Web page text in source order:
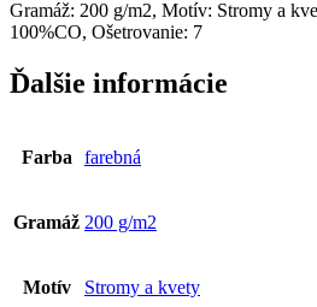
Gramáž: 200 g/m2, Motív: Stromy a
100%CO, Ošetrovanie: 7
Ďalšie informácie
Farba farebná
Gramáž 200 g/m2
Motív Stromy a kvety